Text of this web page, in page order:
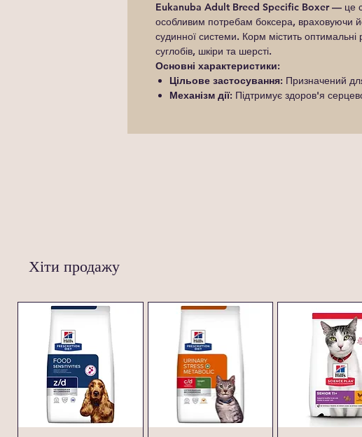
Eukanuba Adult Breed Specific Boxer— це
особливим потребам боксера, враховуючи
судинної системи. Корм містить оптимальні
суглобів, шкіри та шерсті.
Основні характеристики:
Цільове застосування: Призначений
Механізм дії: Підтримує здоров'я
Хіти продажу